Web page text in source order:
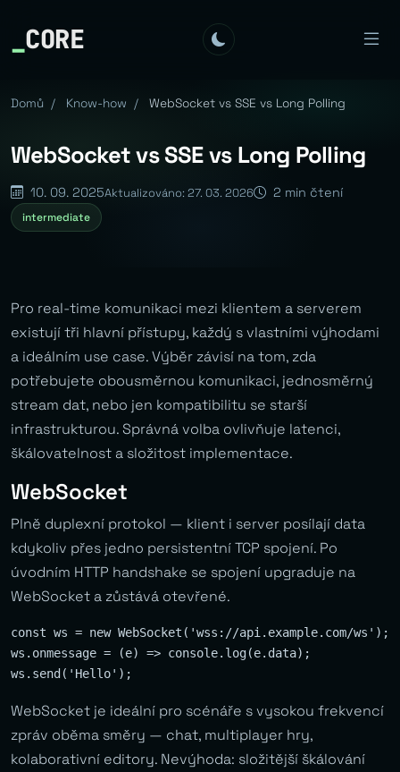
_CORE
Domů / Know-how / WebSocket vs SSE vs Long Polling
WebSocket vs SSE vs Long Polling
10. 09. 2025Aktualizováno: 27. 03. 2026 2 min čtení
intermediate
Pro real-time komunikaci mezi klientem a serverem
existují tři hlavní přístupy, každý s vlastními výhodami
a ideálním use case. Výběr závisí na tom, zda
potřebujete obousměrnou komunikaci, jednosměrný
stream dat, nebo jen kompatibilitu se starší
infrastrukturou. Správná volba ovlivňuje latenci,
škálovatelnost a složitost implementace.
WebSocket
Plně duplexní protokol — klient i server posílají data
kdykoliv přes jedno persistentní TCP spojení. Po
úvodním HTTP handshake se spojení upgraduje na
WebSocket a zůstává otevřené.
const ws = new WebSocket('wss://api.example.com/ws');
ws.onmessage = (e) => console.log(e.data);
WebSocket je ideální pro scénáře s vysokou frekvencí
zpráv oběma směry — chat, multiplayer hry,
kolaborativní editory. Nevýhoda: složitější škálování